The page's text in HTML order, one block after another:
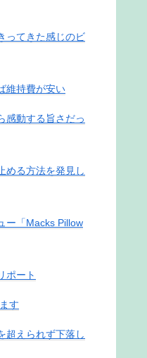
ってきた感じのビ
維持費が安い
感動する旨さだっ
める方法を発見し
ー「Macks Pillow
ポート
す
超えられず下落し